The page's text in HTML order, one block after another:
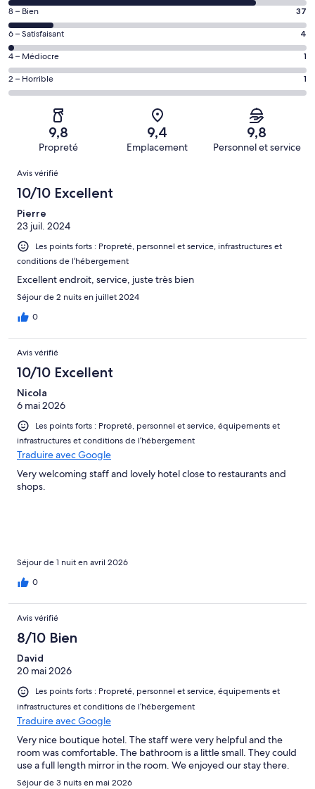
des
voyageurs
de 10
(Excellent),
d’après 212 avis
sur 255.
Note
des
voyageurs
de 8
(Bien),
d’après 37 avis
8 – Bien 37
Note
des
voyageurs
de 6
(Satisfaisant),
d’après 4 avis
6 – Satisfaisant 4
Note
des
voyageurs
(Médiocre),
d’après 1 avis
sur 255.
4 – Médiocre 1
Note
des
voyageurs
(Horrible),
d’après 1 avis
sur 255.
2 – Horrible 1
9,8
Propreté
9,4
Emplacement
9,8
Personnel et service
Avis
Avis vérifié
10/10 Excellent
Pierre
23 juil. 2024
Les points forts : Propreté, personnel et service, infrastructures et
conditions de l’hébergement
Excellent endroit, service, juste très bien
Séjour de 2 nuits en juillet 2024
0
Avis vérifié
10/10 Excellent
Nicola
6 mai 2026
Les points forts : Propreté, personnel et service, équipements et
infrastructures et conditions de l’hébergement
Traduire avec Google
Very welcoming staff and lovely hotel close to restaurants and
shops.
Séjour de 1 nuit en avril 2026
0
Avis vérifié
8/10 Bien
David
20 mai 2026
Les points forts : Propreté, personnel et service, équipements et
infrastructures et conditions de l’hébergement
Traduire avec Google
Very nice boutique hotel. The staff were very helpful and the
room was comfortable. The bathroom is a little small. They could
use a full length mirror in the room. We enjoyed our stay there.
Séjour de 3 nuits en mai 2026